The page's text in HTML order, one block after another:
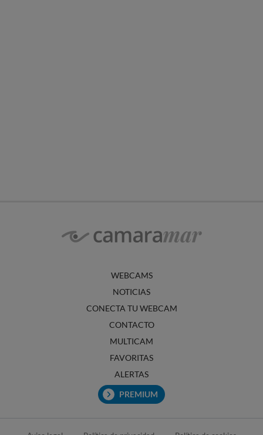
WEBCAMS
NOTICIAS
CONECTA TU WEBCAM
CONTACTO
MULTICAM
FAVORITAS
ALERTAS
PREMIUM